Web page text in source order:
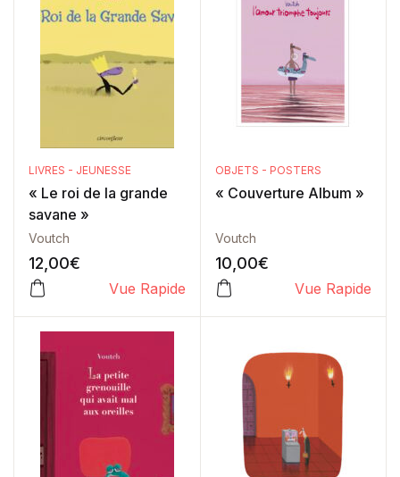
LIVRES - JEUNESSE
« Le roi de la grande
savane »
Voutch
12,00€
Vue Rapide
OBJETS - POSTERS
« Couverture Album »
Voutch
10,00€
Vue Rapide